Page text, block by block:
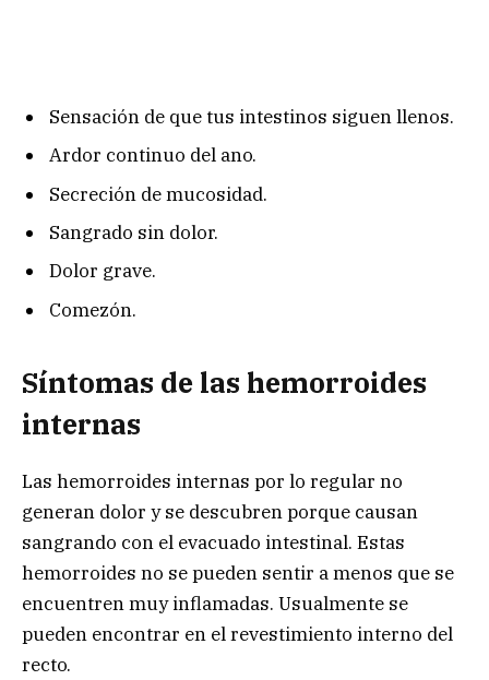
Sensación de que tus intestinos siguen llenos.
Ardor continuo del ano.
Secreción de mucosidad.
Sangrado sin dolor.
Dolor grave.
Comezón.
Síntomas de las hemorroides
internas
Las hemorroides internas por lo regular no
generan dolor y se descubren porque causan
sangrando con el evacuado intestinal. Estas
hemorroides no se pueden sentir a menos que se
encuentren muy inflamadas. Usualmente se
pueden encontrar en el revestimiento interno del
recto.